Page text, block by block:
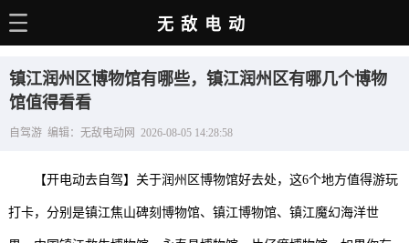
电动百科
电车资讯
电车手册
选车推荐
无敌电动
镇江润州区博物馆有哪些，镇江润州区有哪几个博物
馆值得看看
自驾游 编辑：无敌电动网 2026-08-05 14:28:58
【开电动去自驾】关于润州区博物馆好去处，这6个地方值得游玩
打卡，分别是镇江焦山碑刻博物馆、镇江博物馆、镇江魔幻海洋世